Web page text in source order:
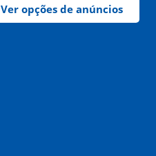
Ver opções de anúncios